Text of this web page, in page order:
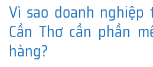
Vì sao doanh nghiệp
Cần Thơ cần phần
hàng?